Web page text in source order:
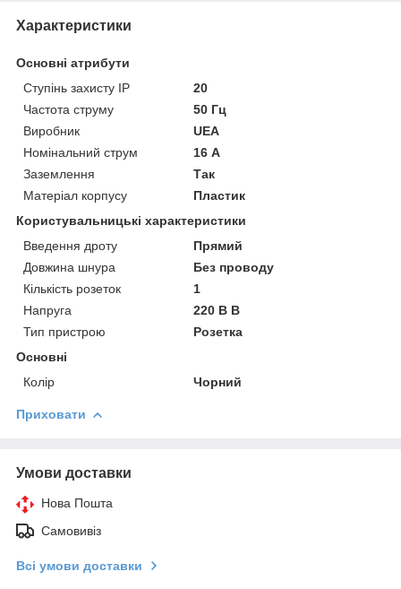
Характеристики
Основні атрибути
Ступінь захисту IP
20
Частота струму
50 Гц
Виробник
UEA
Номінальний струм
16 А
Заземлення
Так
Матеріал корпусу
Пластик
Користувальницькі характеристики
Введення дроту
Прямий
Довжина шнура
Без проводу
Кількість розеток
1
Напруга
220 В В
Тип пристрою
Розетка
Основні
Колір
Чорний
Приховати
Умови доставки
Нова Пошта
Самовивіз
Всі умови доставки